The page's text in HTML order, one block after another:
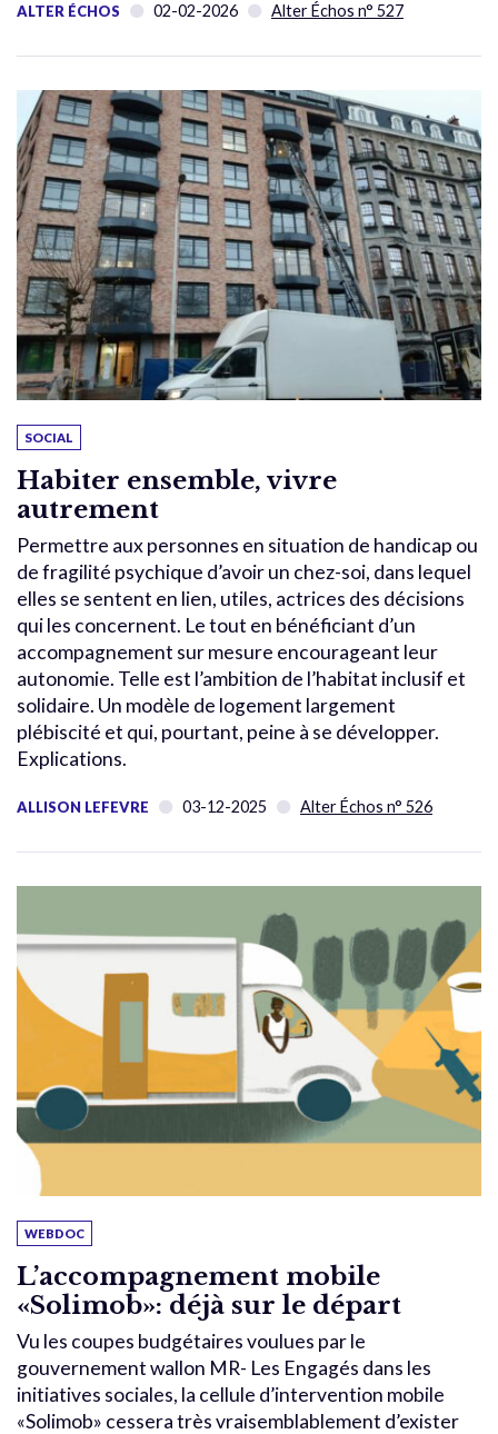
ALTER ÉCHOS 02-02-2026 Alter Échos n° 527
SOCIAL
Habiter ensemble, vivre
autrement
Permettre aux personnes en situation de handicap ou
de fragilité psychique d’avoir un chez-soi, dans lequel
elles se sentent en lien, utiles, actrices des décisions
qui les concernent. Le tout en bénéficiant d’un
accompagnement sur mesure encourageant leur
autonomie. Telle est l’ambition de l’habitat inclusif et
solidaire. Un modèle de logement largement
plébiscité et qui, pourtant, peine à se développer.
Explications.
ALLISON LEFEVRE 03-12-2025 Alter Échos n° 526
WEBDOC
L’accompagnement mobile
«Solimob»: déjà sur le départ
Vu les coupes budgétaires voulues par le
gouvernement wallon MR- Les Engagés dans les
initiatives sociales, la cellule d’intervention mobile
«Solimob» cessera très vraisemblablement d’exister